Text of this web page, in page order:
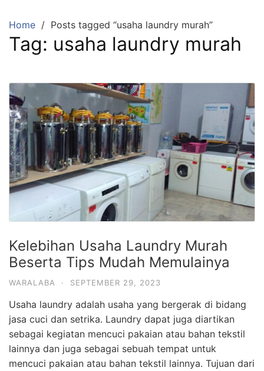
content
Home Posts tagged “usaha laundry murah”
Tag: usaha laundry murah
Kelebihan Usaha Laundry Murah
Beserta Tips Mudah Memulainya
WARALABA · SEPTEMBER 29, 2023
Usaha laundry adalah usaha yang bergerak di bidang
jasa cuci dan setrika. Laundry dapat juga diartikan
sebagai kegiatan mencuci pakaian atau bahan tekstil
lainnya dan juga sebagai sebuah tempat untuk
mencuci pakaian atau bahan tekstil lainnya. Tujuan dari